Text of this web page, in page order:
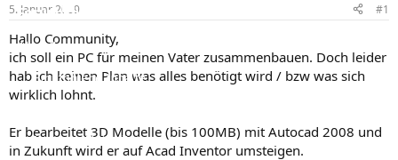
Forum
Aktuelles
Empfohlene Inhalte
Neueste Aktivitäten
e
r
t
a
m
5. Januar 2009 #1
Hallo Community,
ich soll ein PC für meinen Vater zusammenbauen. Doch leider
hab ich keinen Plan was alles benötigt wird / bzw was sich
wirklich lohnt.
Er bearbeitet 3D Modelle (bis 100MB) mit Autocad 2008 und
in Zukunft wird er auf Acad Inventor umsteigen.